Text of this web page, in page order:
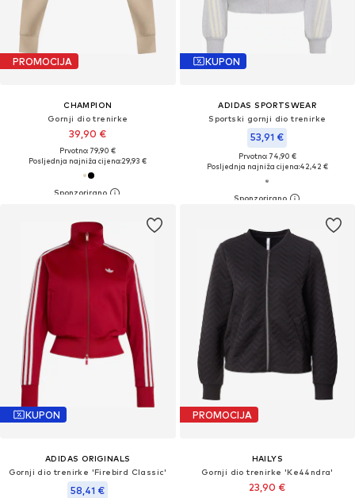
PROMOCIJA
CHAMPION
Gornji dio trenirke
39,90 €
Prvotno: 79,90 €
Posljednja najniža cijena:29,93 €
KUPON
ADIDAS SPORTSWEAR
Sportski gornji dio trenirke
53,91 €
Prvotno: 74,90 €
Posljednja najniža cijena:42,42 €
KUPON
ADIDAS ORIGINALS
Gornji dio trenirke 'Firebird Classic'
58,41 €
PROMOCIJA
HAILYS
Gornji dio trenirke 'Ke44ndra'
23,90 €